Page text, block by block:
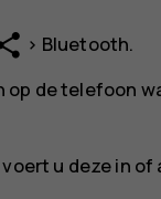
> Bluetooth.
de telefoon
u deze in